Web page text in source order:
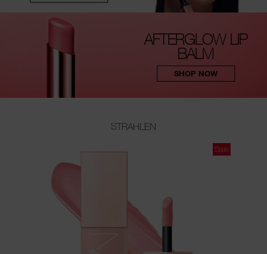
AFTERGLOW LIP
BALM
SHOP NOW
STRAHLEN
Sale